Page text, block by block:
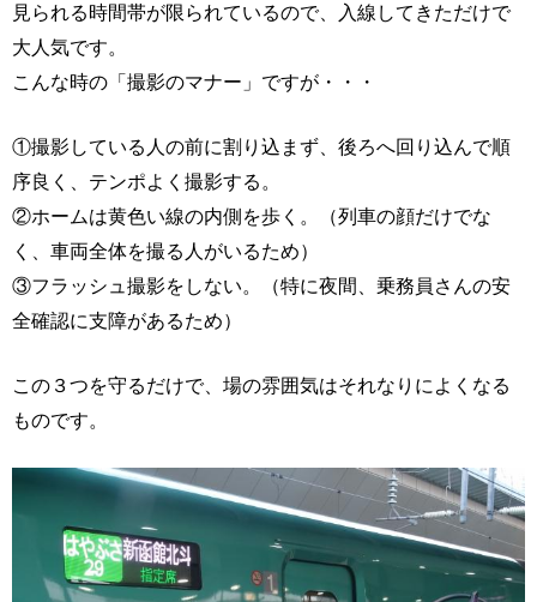
見られる時間帯が限られているので、入線してきただけで
大人気です。
こんな時の「撮影のマナー」ですが・・・
①撮影している人の前に割り込まず、後ろへ回り込んで順
序良く、テンポよく撮影する。
②ホームは黄色い線の内側を歩く。（列車の顔だけでな
く、車両全体を撮る人がいるため）
③フラッシュ撮影をしない。（特に夜間、乗務員さんの安
全確認に支障があるため）
この３つを守るだけで、場の雰囲気はそれなりによくなる
ものです。